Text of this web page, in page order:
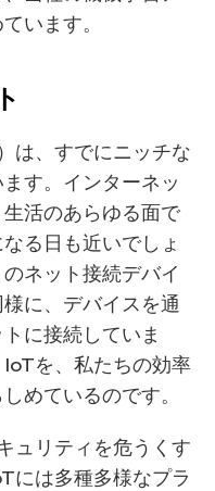
います。
は、すでにニッチな
す。インターネッ
活のあらゆる面で
る日も近いでしょ
ネット接続デバイ
に、デバイスを通
に接続していま
を、私たちの効率
めているのです。
ュリティを危うくす
には多種多様なプラ